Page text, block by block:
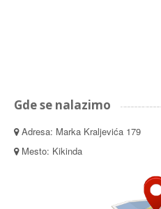
Gde se nalazimo
Adresa: Marka Kraljevića 179
Mesto: Kikinda